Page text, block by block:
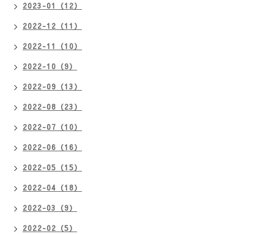
2023-01（12）
2022-12（11）
2022-11（10）
2022-10（9）
2022-09（13）
2022-08（23）
2022-07（10）
2022-06（16）
2022-05（15）
2022-04（18）
2022-03（9）
2022-02（5）